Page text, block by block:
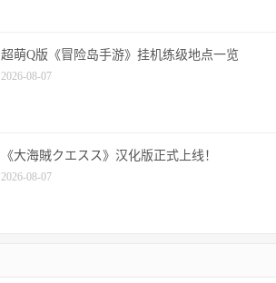
超萌Q版《冒险岛手游》挂机练级地点一览
2026-08-07
《大海賊クエスス》汉化版正式上线！
2026-08-07